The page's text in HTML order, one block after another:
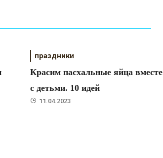
праздники
Красим пасхальные яйца вместе
с детьми. 10 идей
11.04.2023